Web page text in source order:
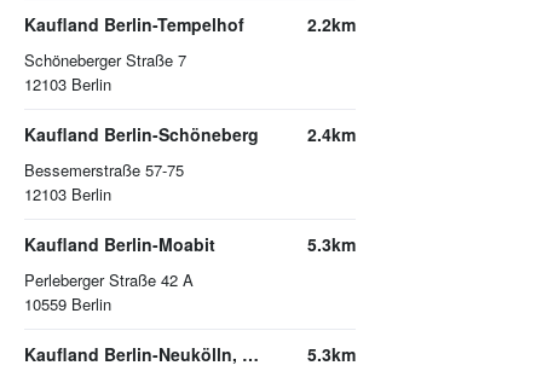
Kaufland Berlin-Tempelhof
Schöneberger Straße 7
12103 Berlin
2.2km
Kaufland Berlin-Schöneberg
Bessemerstraße 57-75
12103 Berlin
2.4km
Kaufland Berlin-Moabit
Perleberger Straße 42 A
10559 Berlin
5.3km
Kaufland Berlin-Neukölln, Arcaden 5.3km